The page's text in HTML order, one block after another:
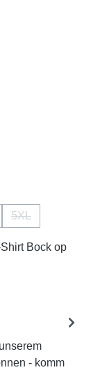
nicht verfügbar.)
5XL
Bock op
- komm